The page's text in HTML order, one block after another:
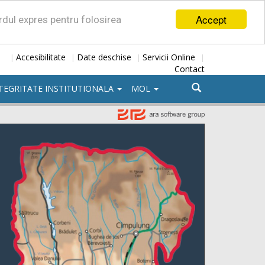
Accept
expres pentru folosirea
| Accesibilitate | Date deschise | Servicii Online |
Contact
INSTITUTIONALA MOL